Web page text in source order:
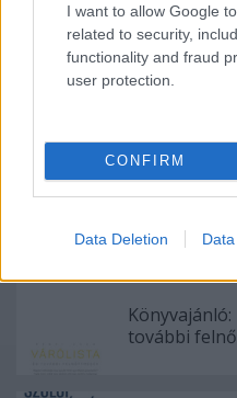
I want to allow Google
related to security,
functionality and fraud
user protection.
CONFIRM
Data Deletion
Címkék:krimi thriller
további